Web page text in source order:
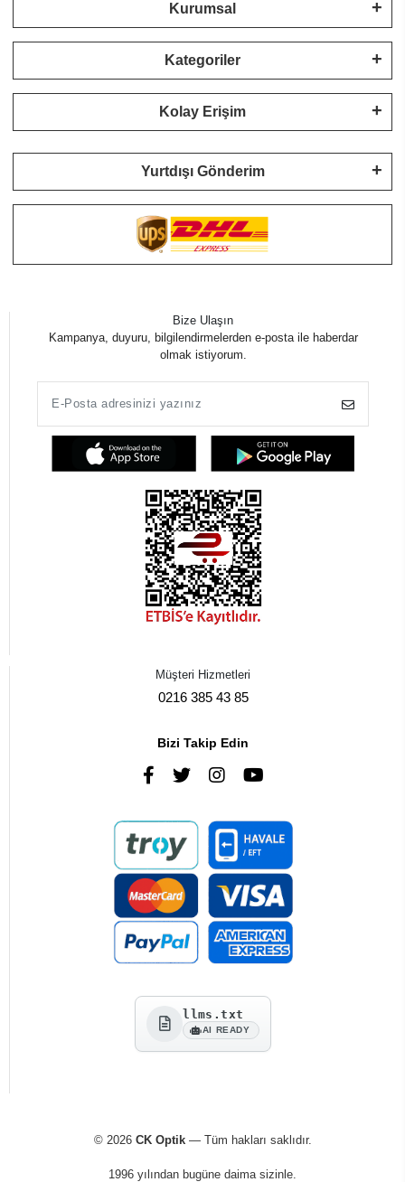
Kurumsal
Kategoriler
Kolay Erişim
Yurtdışı Gönderim
Bize Ulaşın
Kampanya, duyuru, bilgilendirmelerden e-posta ile haberdar
olmak istiyorum.
Müşteri Hizmetleri
0216 385 43 85
Bizi Takip Edin
llms.txt
AI READY
© 2026 CK Optik— Tüm hakları saklıdır.
1996 yılından bugüne daima sizinle.